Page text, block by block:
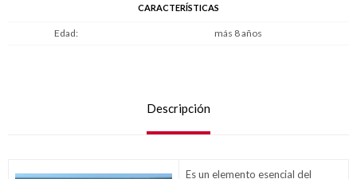
CARACTERÍSTICAS
Edad más 8 años
Descripción
Es un elemento esencial del